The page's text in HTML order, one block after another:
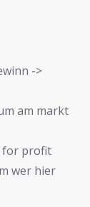
->
am markt
for profit
wer hier